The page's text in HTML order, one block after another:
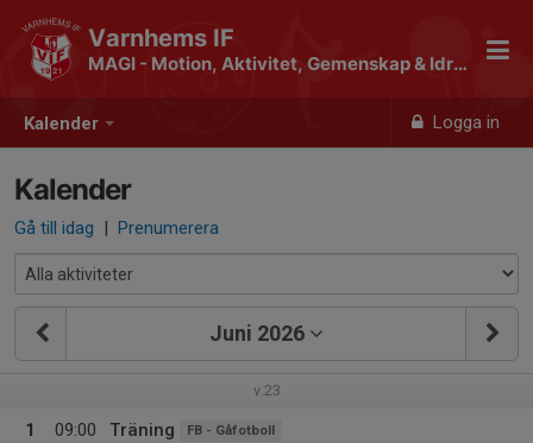
Kalender Logga in
Varnhems IF
MAGI - Motion, Aktivitet, Gemenskap & Idrott
Kalender
Gå till idag | Prenumerera
Juni 2026
v.23
1
09:00
Träning FB - Gåfotboll